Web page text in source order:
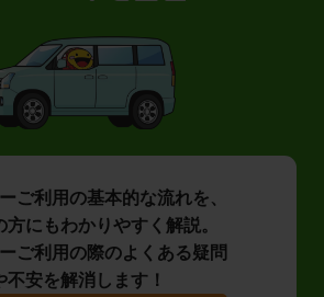
ご利用の基本的な流れを、
方にもわかりやすく解説。
ご利用の際のよくある疑問
不安を解消します！